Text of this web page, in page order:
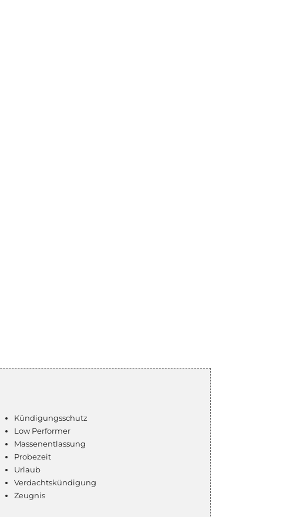
Kündigungsschutz
Low Performer
Massenentlassung
Probezeit
Urlaub
Verdachtskündigung
Zeugnis